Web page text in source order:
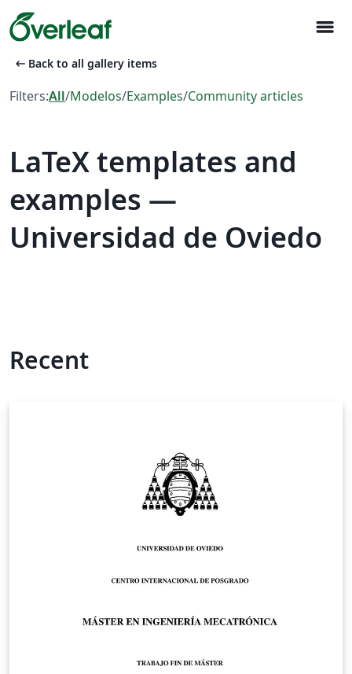
menu
arrow_left_alt Back to all gallery items
Filters:All/Modelos/Examples/Community articles
LaTeX templates and
examples —
Universidad de Oviedo
Recent